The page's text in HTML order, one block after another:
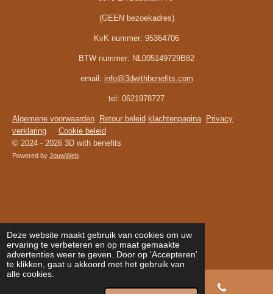
Deze website maakt gebruik van cookies om uw
ervaring te verbeteren en op maat gemaakte
advertenties weer te geven. Door op ‘Accepteren’
te klikken, gaat u akkoord met het gebruik van
alle cookies.
(GEEN bezoekadres)
KvK nummer: 95364706
BTW nummer: NL005149729B82
email: info@3dwithbenefits.com
tel: 0621978727
Algemene voorwaarden Retour beleid klachtenpagina
Privacy
verklaring
Cookie beleid
© 2024 - 2026 3D with benefits
Powered by JouwWeb